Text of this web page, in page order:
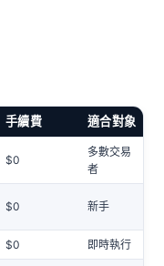
手續費 適合對象
$0
多數交易
者
$0 新手
$0 即時執行